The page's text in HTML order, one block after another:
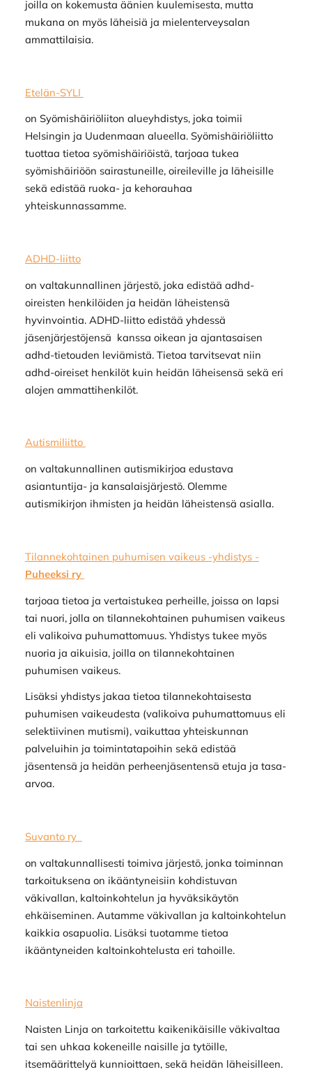
joilla on kokemusta äänien kuulemisesta, mutta
mukana on myös läheisiä ja mielenterveysalan
ammattilaisia.
Etelän-SYLI
on Syömishäiriöliiton alueyhdistys, joka toimii
Helsingin ja Uudenmaan alueella. Syömishäiriöliitto
tuottaa tietoa syömishäiriöistä, tarjoaa tukea
syömishäiriöön sairastuneille, oireileville ja läheisille
sekä edistää ruoka- ja kehorauhaa
yhteiskunnassamme.
ADHD-liitto
on valtakunnallinen järjestö, joka edistää adhd-
oireisten henkilöiden ja heidän läheistensä
hyvinvointia. ADHD-liitto edistää yhdessä
jäsenjärjestöjensä kanssa oikean ja ajantasaisen
adhd-tietouden leviämistä. Tietoa tarvitsevat niin
adhd-oireiset henkilöt kuin heidän läheisensä sekä eri
alojen ammattihenkilöt.
Autismiliitto
on valtakunnallinen autismikirjoa edustava
asiantuntija- ja kansalaisjärjestö. Olemme
autismikirjon ihmisten ja heidän läheistensä asialla.
Tilannekohtainen puhumisen vaikeus -yhdistys -
Puheeksi ry
tarjoaa tietoa ja vertaistukea perheille, joissa on lapsi
tai nuori, jolla on tilannekohtainen puhumisen vaikeus
eli valikoiva puhumattomuus. Yhdistys tukee myös
nuoria ja aikuisia, joilla on tilannekohtainen
puhumisen vaikeus.
Lisäksi yhdistys jakaa tietoa tilannekohtaisesta
puhumisen vaikeudesta (valikoiva puhumattomuus eli
selektiivinen mutismi), vaikuttaa yhteiskunnan
palveluihin ja toimintatapoihin sekä edistää
jäsentensä ja heidän perheenjäsentensä etuja ja tasa-
arvoa.
Suvanto ry
on valtakunnallisesti toimiva järjestö, jonka toiminnan
tarkoituksena on ikääntyneisiin kohdistuvan
väkivallan, kaltoinkohtelun ja hyväksikäytön
ehkäiseminen. Autamme väkivallan ja kaltoinkohtelun
kaikkia osapuolia. Lisäksi tuotamme tietoa
ikääntyneiden kaltoinkohtelusta eri tahoille.
Naistenlinja
Naisten Linja on tarkoitettu kaikenikäisille väkivaltaa
tai sen uhkaa kokeneille naisille ja tytöille,
itsemäärittelyä kunnioittaen, sekä heidän läheisilleen.